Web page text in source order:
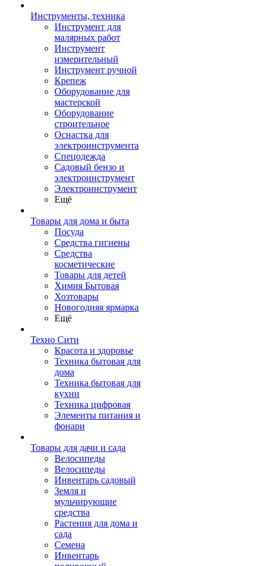
Инструменты, техника
Инструмент для
малярных работ
Инструмент
измерительный
Инструмент ручной
Крепеж
Оборудование для
мастерской
Оборудование
строительное
Оснастка для
электроинструмента
Спецодежда
Садовый бензо и
электроинструмент
Электроинструмент
Ещё
Товары для дома и быта
Посуда
Средства гигиены
Средства
косметические
Товары для детей
Химия Бытовая
Хозтовары
Новогодняя ярмарка
Ещё
Техно Сити
Красота и здоровье
Техника бытовая для
дома
Техника бытовая для
кухни
Техника цифровая
Элементы питания и
фонари
Товары для дачи и сада
Велосипеды
Велосипеды
Инвентарь садовый
Земля и
мульчирующие
средства
Растения для дома и
сада
Семена
Инвентарь